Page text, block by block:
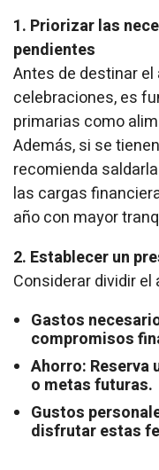
1. Priorizar las
pendientes
Antes de destinar
celebraciones, es
primarias como
Además, si se
recomienda
las cargas
año con mayor
2. Establecer un
Considerar dividir
Gastos
compromisos
Ahorro: Reserva
o metas futuras.
Gustos
disfrutar estas